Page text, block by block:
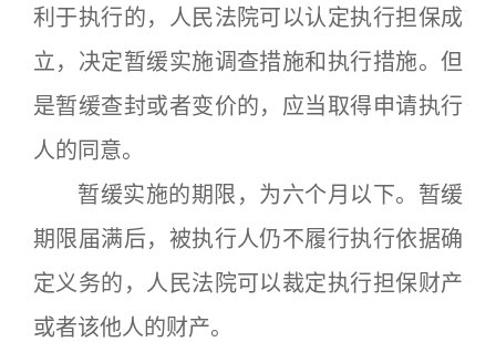
利于执行的，人民法院可以认定执行担保成
立，决定暂缓实施调查措施和执行措施。但
是暂缓查封或者变价的，应当取得申请执行
人的同意。
暂缓实施的期限，为六个月以下。暂缓
期限届满后，被执行人仍不履行执行依据确
定义务的，人民法院可以裁定执行担保财产
或者该他人的财产。